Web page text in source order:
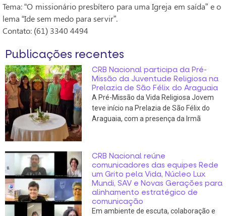
Tema: “O missionário presbítero para uma Igreja em saída” e o
lema “Ide sem medo para servir”.
Contato: (61) 3340 4494
Publicações recentes
CRB Nacional participa da Pré-
Missão da Juventude Religiosa na
Prelazia de São Félix do Araguaia
A Pré-Missão da Vida Religiosa Jovem
teve início na Prelazia de São Félix do
Araguaia, com a presença da Irmã
CRB Nacional reúne
comunicadores das equipes Rede
um Grito pela Vida, Núcleo Lux
Mundi, SAV e Novas Gerações para
alinhamento estratégico de
comunicação
Em ambiente de escuta, colaboração e